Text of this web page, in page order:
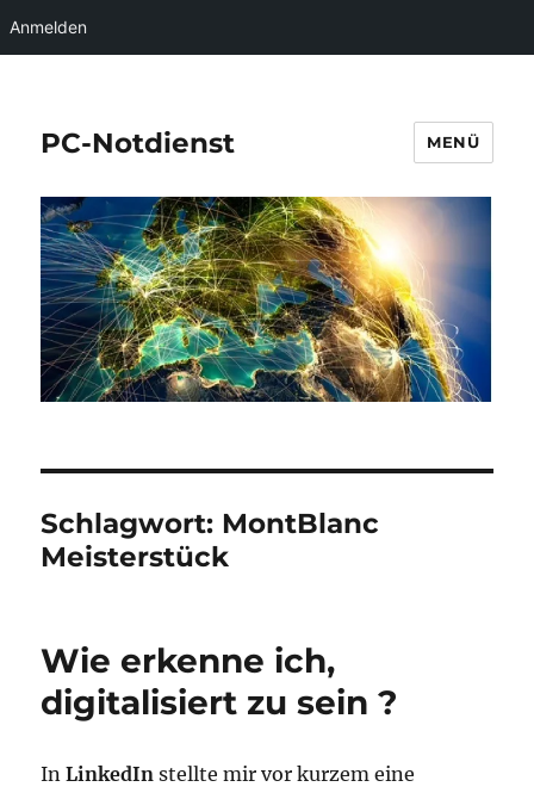
Anmelden
PC-Notdienst MENÜ
Schlagwort: MontBlanc
Meisterstück
Wie erkenne ich,
digitalisiert zu sein ?
InLinkedIn stellte mir vor kurzem eine